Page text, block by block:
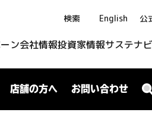
検索 English 公
ン会社情報投資家情報サステナ
店舗の方へ お問い合わせ